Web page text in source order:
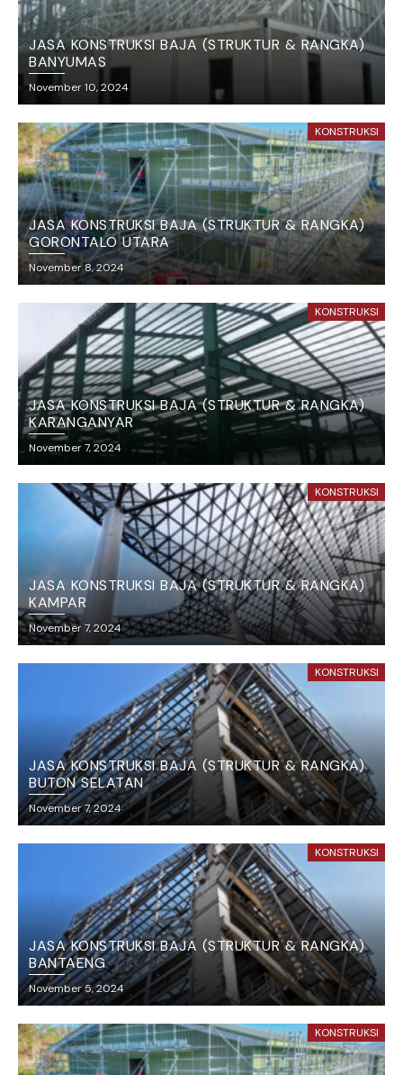
JASA KONSTRUKSI BAJA (STRUKTUR & RANGKA)
BANYUMAS
November 10, 2024
KONSTRUKSI
JASA KONSTRUKSI BAJA (STRUKTUR & RANGKA)
GORONTALO UTARA
November 8, 2024
KONSTRUKSI
JASA KONSTRUKSI BAJA (STRUKTUR & RANGKA)
KARANGANYAR
November 7, 2024
KONSTRUKSI
JASA KONSTRUKSI BAJA (STRUKTUR & RANGKA)
KAMPAR
November 7, 2024
KONSTRUKSI
JASA KONSTRUKSI BAJA (STRUKTUR & RANGKA)
BUTON SELATAN
November 7, 2024
KONSTRUKSI
JASA KONSTRUKSI BAJA (STRUKTUR & RANGKA)
BANTAENG
November 5, 2024
KONSTRUKSI